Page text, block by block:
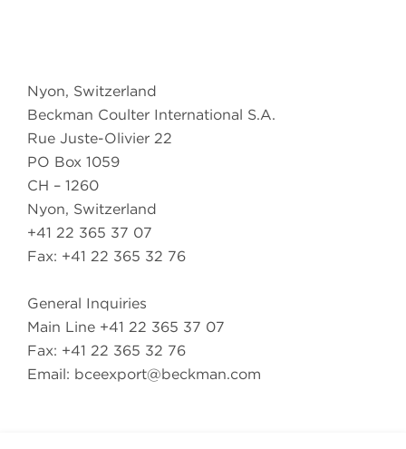
Nyon, Switzerland
Beckman Coulter International S.A.
Rue Juste-Olivier 22
PO Box 1059
CH – 1260
Nyon, Switzerland
+41 22 365 37 07
Fax: +41 22 365 32 76
General Inquiries
Main Line +41 22 365 37 07
Fax: +41 22 365 32 76
Email: bceexport@beckman.com